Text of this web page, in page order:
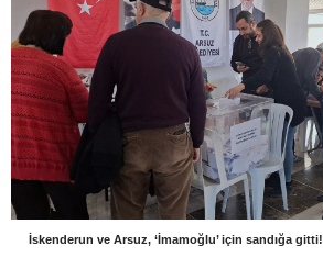
İskenderun ve Arsuz, ‘İmamoğlu’ için sandığa gitti!